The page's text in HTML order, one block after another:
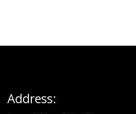
Address: